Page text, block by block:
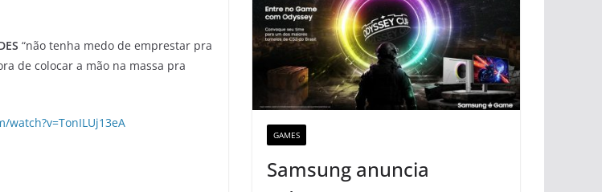
“não tenha medo de emprestar pra
de colocar a mão na massa pra
GAMES
Samsung anuncia